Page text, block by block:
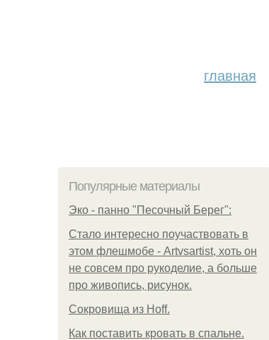
главная
Популярные материалы
Эко - панно "Песочный Берег":
Стало интересно поучаствовать в
этом флешмобе - Artvsartist, хоть он
не совсем про рукоделие, а больше
про живопись, рисунок.
Сокровища из Hoff.
Как поставить кровать в спальне.